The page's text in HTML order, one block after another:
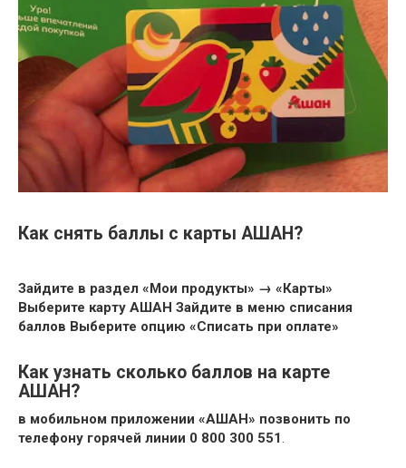
Как снять баллы с карты АШАН?
Зайдите в раздел «Мои продукты» → «Карты»
Выберите карту АШАН Зайдите в меню списания
баллов Выберите опцию «Списать при оплате»
Как узнать сколько баллов на карте
АШАН?
в мобильном приложении «АШАН» позвонить по
телефону горячей линии 0 800 300 551.